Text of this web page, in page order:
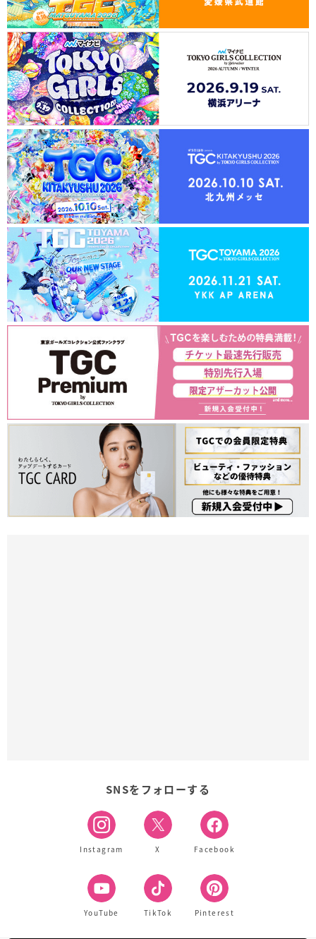
SNSをフォローする
Instagram X Facebook
YouTube TikTok Pinterest